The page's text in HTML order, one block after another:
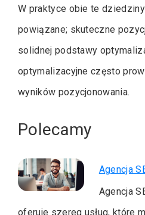
W praktyce obie te
powiązane; skuteczne
solidnej podstawy
optymalizacyjne często
wyników pozycjonowania.
Polecamy
Agencja
Agencja
oferuje szereg usług, które